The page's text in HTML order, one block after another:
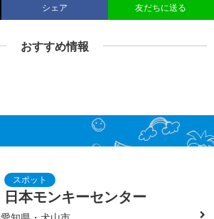
シェア 友だちに送る
おすすめ情報
日本モンキーセンター